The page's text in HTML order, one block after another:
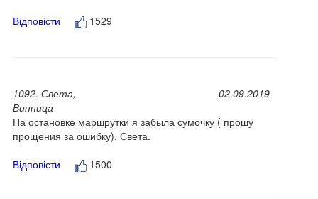
Відповісти
1529
1092. Света,
Винница
02.09.2019
На остановке маршрутки я забыла сумочку ( прошу
прощения за ошибку). Света.
Відповісти
1500